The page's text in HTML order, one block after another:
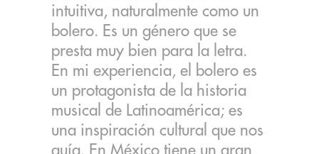
intuitiva, naturalmente como un
bolero. Es un género que se
presta muy bien para la letra.
En mi experiencia, el bolero es
un protagonista de la historia
musical de Latinoamérica; es
una inspiración cultural que nos
guía. En México tiene un gran